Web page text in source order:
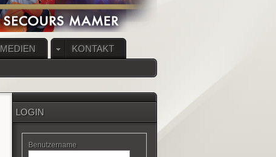
MEDIEN KONTAKT
LOGIN
Benutzername